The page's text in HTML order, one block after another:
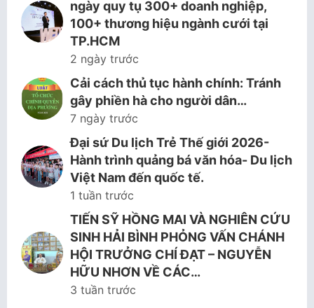
ngày quy tụ 300+ doanh nghiệp,
100+ thương hiệu ngành cưới tại
TP.HCM
2 ngày trước
Cải cách thủ tục hành chính: Tránh
gây phiền hà cho người dân…
7 ngày trước
Đại sứ Du lịch Trẻ Thế giới 2026-
Hành trình quảng bá văn hóa- Du lịch
Việt Nam đến quốc tế.
1 tuần trước
TIẾN SỸ HỒNG MAI VÀ NGHIÊN CỨU
SINH HẢI BÌNH PHỎNG VẤN CHÁNH
HỘI TRƯỞNG CHÍ ĐẠT – NGUYỄN
HỮU NHƠN VỀ CÁC…
3 tuần trước